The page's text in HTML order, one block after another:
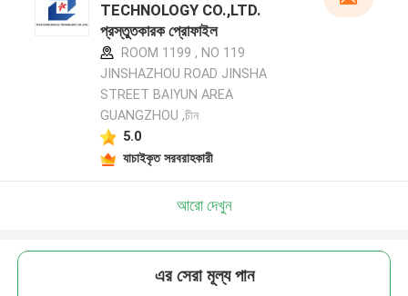
TECHNOLOGY CO.,LTD.
প্রস্তুতকারক প্রোফাইল
ROOM 1199 , NO 119
JINSHAZHOU ROAD JINSHA
STREET BAIYUN AREA
GUANGZHOU ,চীন
5.0
যাচাইকৃত সরবরাহকারী
আরো দেখুন
এর সেরা মূল্য পান